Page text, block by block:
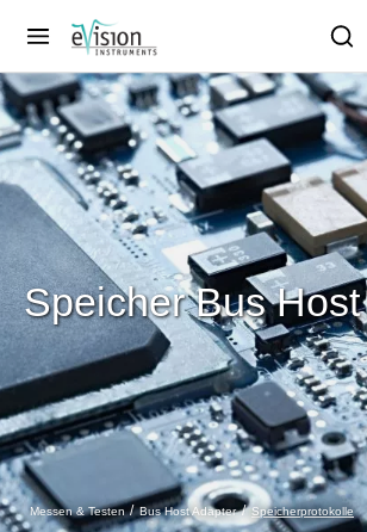
Messen & Testen Bus Host Adapter Speicherprotokolle
Speicher Bus